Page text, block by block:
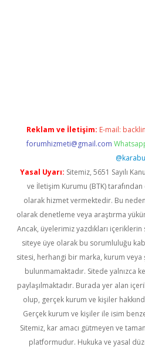
Reklam ve İletişim: E-mail:
forumhizmeti@gmail.com
Yasal Uyarı: Sitemiz, 5651 Sayılı
ve İletişim Kurumu (BTK) tarafından
olarak hizmet vermektedir. Bu
olarak denetleme veya araştırma
Ancak, üyelerimiz yazdıkları
siteye üye olarak bu sorumluluğu
sitesi, herhangi bir marka, kurum veya
bulunmamaktadır. Sitede yalnızca
paylaşılmaktadır. Burada yer alan
olup, gerçek kurum ve kişiler
Gerçek kurum ve kişiler ile isim
Sitemiz, kar amacı gütmeyen ve
platformudur. Hukuka ve yasal